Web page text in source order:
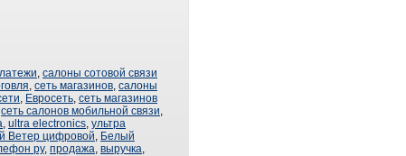
, салоны сотовой связи
, сеть магазинов, салоны
, Евросеть, сеть магазинов
сеть салонов мобильной связи,
, ultra electronics, ультра
Ветер цифровой, Белый
ру, продажа, выручка,